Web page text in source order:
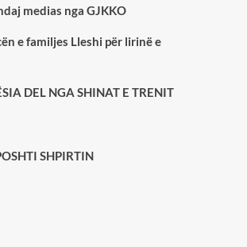
medias nga GJKKO
e familjes Lleshi për lirinë e
DEL NGA SHINAT E TRENIT
SHPIRTIN